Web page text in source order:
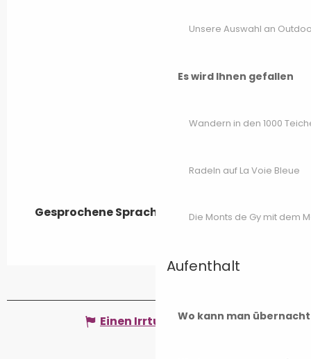
Unsere Auswahl an
Es wird Ihnen gefallen
Wandern in den 1000
Radeln auf La Voie Bleue
Die Monts de Gy mit dem
Aufenthalt
Wo kann man
Gesprochene Sprachen
Gesprochene Sprachen
Einen Irrtum angeben